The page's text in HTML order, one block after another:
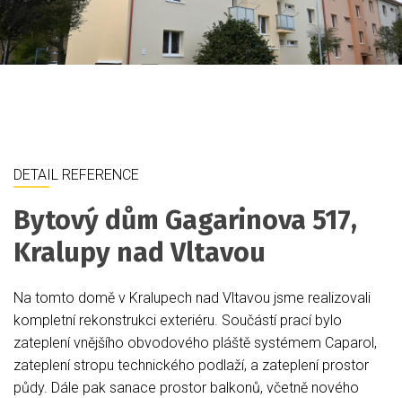
DETAIL REFERENCE
Bytový dům Gagarinova 517,
Kralupy nad Vltavou
Na tomto domě v Kralupech nad Vltavou jsme realizovali
kompletní rekonstrukci exteriéru. Součástí prací bylo
zateplení vnějšího obvodového pláště systémem Caparol,
zateplení stropu technického podlaží, a zateplení prostor
půdy. Dále pak sanace prostor balkonů, včetně nového